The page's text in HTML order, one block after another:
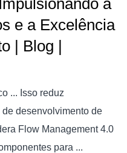
a
e a Excelência
| Blog |
... Isso reduz
desenvolvimento de
Flow Management 4.0
para ...